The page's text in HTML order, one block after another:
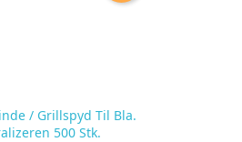
/ Grillspyd Til Bla.
500 Stk.